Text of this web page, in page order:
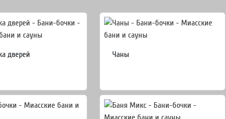
дверей Чаны